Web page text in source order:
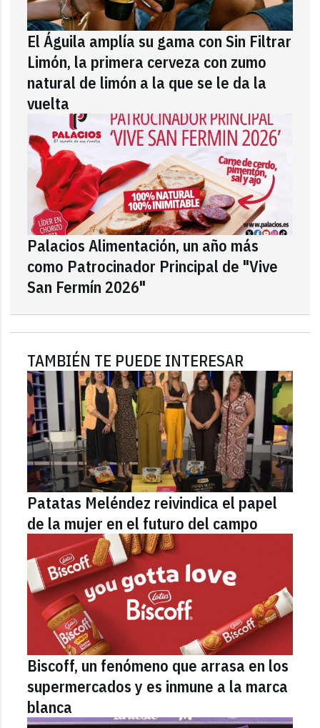
El Águila amplía su gama con Sin Filtrar
Limón, la primera cerveza con zumo
natural de limón a la que se le da la
vuelta
Palacios Alimentación, un año más
como Patrocinador Principal de "Vive
San Fermín 2026"
TAMBIÉN TE PUEDE INTERESAR
Patatas Meléndez reivindica el papel
de la mujer en el futuro del campo
Biscoff, un fenómeno que arrasa en los
supermercados y es inmune a la marca
blanca